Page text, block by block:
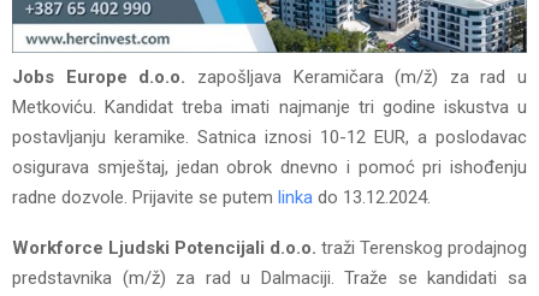
Jobs Europe d.o.o. zapošljava Keramičara (m/ž) za rad u
Metkoviću. Kandidat treba imati najmanje tri godine iskustva u
postavljanju keramike. Satnica iznosi 10-12 EUR, a poslodavac
osigurava smještaj, jedan obrok dnevno i pomoć pri ishođenju
radne dozvole. Prijavite se putem linka do 13.12.2024.
Workforce Ljudski Potencijali d.o.o. traži Terenskog prodajnog
predstavnika (m/ž) za rad u Dalmaciji. Traže se kandidati sa